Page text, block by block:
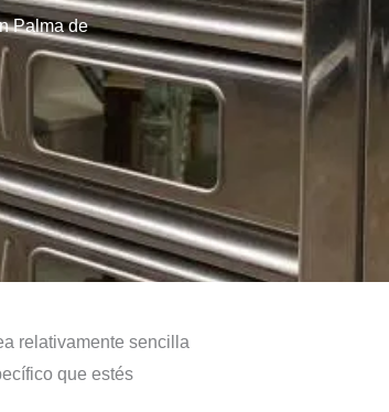
Palma de
relativamente sencilla
que estés